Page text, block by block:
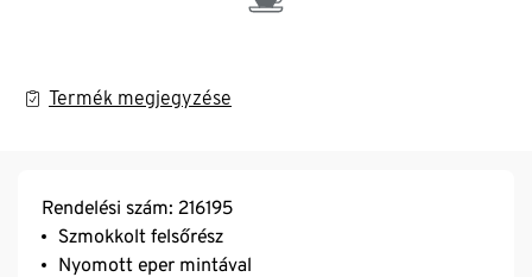
Termék megjegyzése
Rendelési szám: 216195
Szmokkolt felsőrész
Nyomott eper mintával